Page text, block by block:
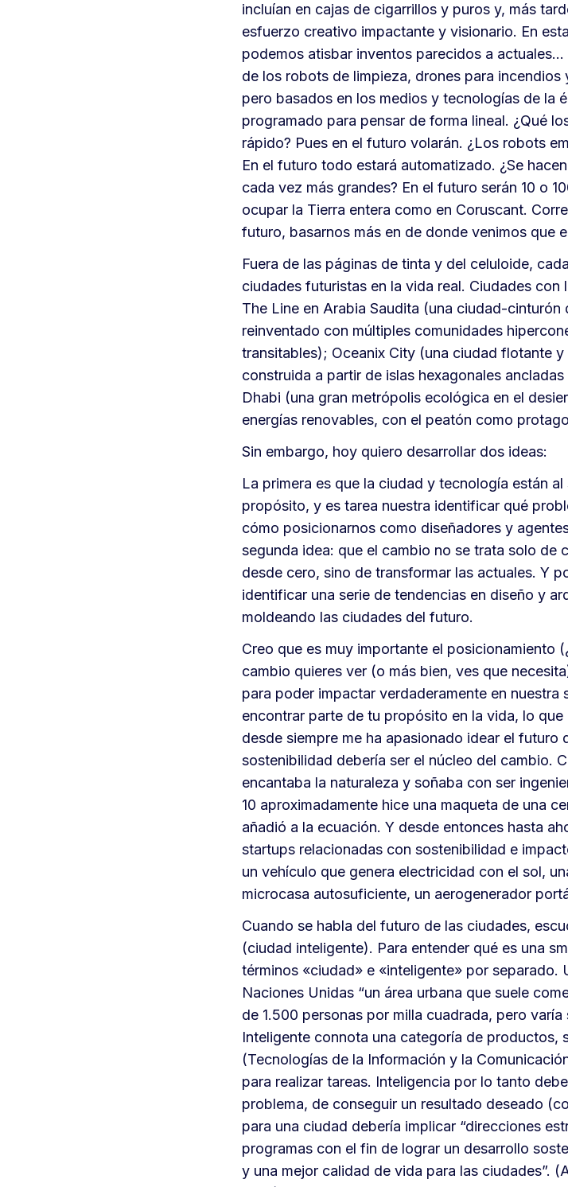
incluían en cajas de cigarrillos y puros y, más
esfuerzo creativo impactante y visionario. En
podemos atisbar inventos parecidos a
de los robots de limpieza, drones para
pero basados en los medios y tecnologías de la
programado para pensar de forma lineal. ¿Qué
rápido? Pues en el futuro volarán. ¿Los robots
En el futuro todo estará automatizado. ¿Se
cada vez más grandes? En el futuro serán 10 o
ocupar la Tierra entera como en Coruscant.
futuro, basarnos más en de donde venimos que
Fuera de las páginas de tinta y del celuloide,
ciudades futuristas en la vida real. Ciudades
The Line en Arabia Saudita (una ciudad-
reinventado con múltiples comunidades
transitables); Oceanix City (una ciudad flotante
construida a partir de islas hexagonales
Dhabi (una gran metrópolis ecológica en el
energías renovables, con el peatón como
Sin embargo, hoy quiero desarrollar dos ideas:
La primera es que la ciudad y tecnología están
propósito, y es tarea nuestra identificar qué
cómo posicionarnos como diseñadores y
segunda idea: que el cambio no se trata solo de
desde cero, sino de transformar las actuales. Y
identificar una serie de tendencias en diseño y
moldeando las ciudades del futuro.
Creo que es muy importante el posicionamiento
cambio quieres ver (o más bien, ves que
para poder impactar verdaderamente en
encontrar parte de tu propósito en la vida, lo que
desde siempre me ha apasionado idear el futuro
sostenibilidad debería ser el núcleo del cambio.
encantaba la naturaleza y soñaba con ser
10 aproximadamente hice una maqueta de una
añadió a la ecuación. Y desde entonces hasta
startups relacionadas con sostenibilidad e
un vehículo que genera electricidad con el sol,
microcasa autosuficiente, un aerogenerador
Cuando se habla del futuro de las ciudades,
(ciudad inteligente). Para entender qué es una
términos «ciudad» e «inteligente» por separado.
Naciones Unidas “un área urbana que suele
de 1.500 personas por milla cuadrada, pero
Inteligente connota una categoría de productos,
(Tecnologías de la Información y la
para realizar tareas. Inteligencia por lo tanto
problema, de conseguir un resultado deseado
para una ciudad debería implicar “direcciones
programas con el fin de lograr un desarrollo
y una mejor calidad de vida para las ciudades”.